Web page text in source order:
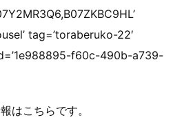
tag=’toraberuko-22′
f60c-490b-a739-
はこちらです。